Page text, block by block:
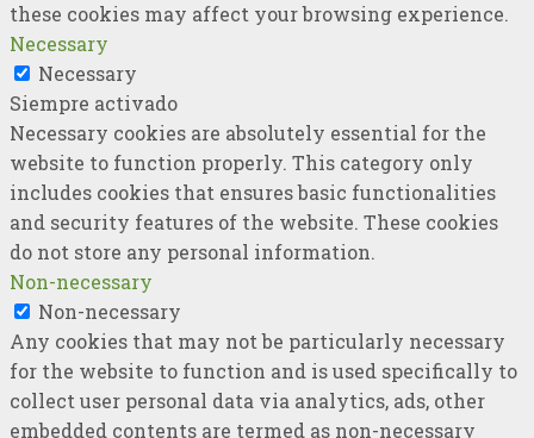
these cookies may affect your browsing experience.
Necessary
Necessary
Siempre activado
Necessary cookies are absolutely essential for the
website to function properly. This category only
includes cookies that ensures basic functionalities
and security features of the website. These cookies
do not store any personal information.
Non-necessary
Non-necessary
Any cookies that may not be particularly necessary
for the website to function and is used specifically to
collect user personal data via analytics, ads, other
embedded contents are termed as non-necessary